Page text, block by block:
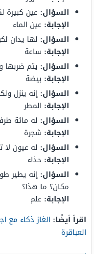
السؤال: عين كبيرة
الإجابة: عين الماء
السؤال: لها يدان
الإجابة: ساعة
السؤال: يتم ضربها
الإجابة: بيضة
السؤال: إنه ينزل
الإجابة: المطر
السؤال: له مائة
الإجابة: شجرة
السؤال: له عيون لا
الإجابة: حذاء
السؤال: إنه يطير
مكان؟ ما هذا؟
الإجابة: علم
اقرأ أيضًا: الغاز ذكاء مع
العباقرة